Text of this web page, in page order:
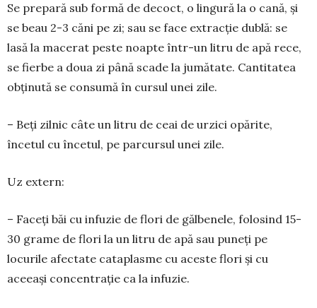
Se prepară sub formă de decoct, o lingură la o cană, și
se beau 2-3 căni pe zi; sau se face extracție dublă: se
lasă la macerat peste noapte într-un litru de apă rece,
se fierbe a doua zi până scade la jumătate. Cantitatea
obținută se consumă în cursul unei zile.
– Beți zilnic câte un litru de ceai de urzici opărite,
încetul cu încetul, pe parcursul unei zile.
Uz extern:
– Faceți băi cu infuzie de flori de gălbenele, folosind 15-
30 grame de flori la un litru de apă sau puneți pe
locurile afectate cataplasme cu aceste flori și cu
aceeași concentrație ca la infuzie.